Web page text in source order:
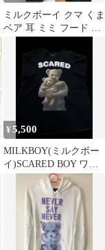
ミルクボーイ クマ くま
ベア 耳 ミミ フード パ
ケット
¥5,500
MILKBOY(ミルクボー
イ)SCARED BOY ワイ
ドシルエットTシャツ